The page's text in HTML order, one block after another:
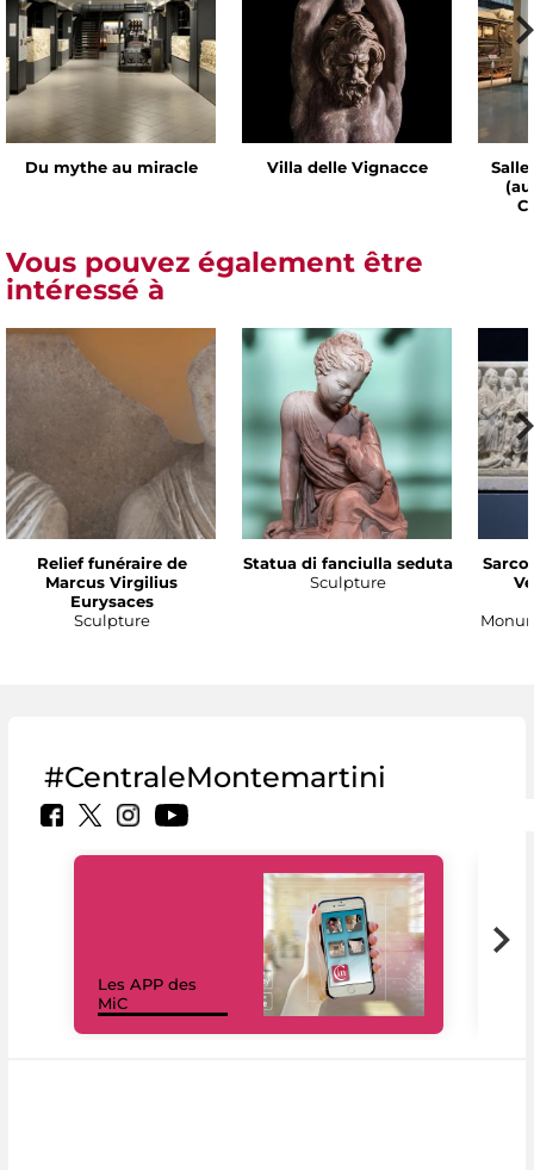
Du mythe au miracle Villa delle Vignacce
Salle
Vous pouvez également être
intéressé à
Relief funéraire de
Marcus Virgilius
Eurysaces
Sculpture
Statua di fanciulla seduta
Sculpture
#CentraleMontemartini
Les APP des
MiC